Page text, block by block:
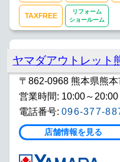
TAXFREE
リフォーム
ショールーム
ヤマダアウトレット
〒862-0968 熊本県熊
営業時間: 10:00～20:00
電話番号: 096-377-
店舗情報を見る